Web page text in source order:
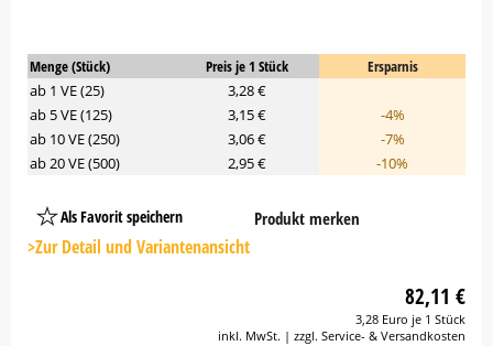
Menge (Stück) Preis je 1 Stück
Ersparnis
ab 1 VE (25)
3,28 €
ab 5 VE (125)
3,15 €
-4%
ab 10 VE (250)
3,06 €
-7%
ab 20 VE (500)
2,95 € -10%
Als Favorit speichern
Platzhalter
Button
Produkt merken
>Zur Detail und Variantenansicht
82,11 €
3,28 Euro je 1 Stück
inkl. MwSt. | zzgl. Service- & Versandkosten